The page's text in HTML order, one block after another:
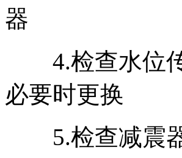
器
4.检查水位传
必要时更换
5.检查减震器